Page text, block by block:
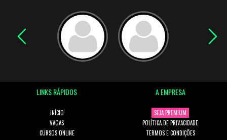
LINKS RÁPIDOS
INÍCIO
VAGAS
CURSOS ONLINE
A EMPRESA
SEJA PREMIUM
POLÍTICA DE PRIVACIDADE
TERMOS E CONDIÇÕES